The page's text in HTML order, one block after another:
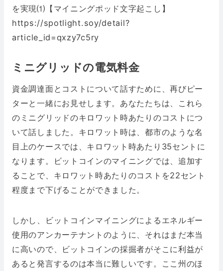
を実現⑴【マイニングポッド文字起こし】
https://spotlight.soy/detail?
article_id=qxzy7c5ry
ミニグリッドの電気料金
資金調達面とコストについて話すために、再びピー
ターと一緒にお見せします。あなたたちは、これら
のミニグリッドのキロワット時あたりのコストにつ
いて話しました。キロワット時は、都市のような名
目上のケースでは、キロワット時あたり35セントに
なります。ビットコインのマイニングでは、追加す
ることで、キロワット時あたりのコストを22セント
程度まで下げることができました。
しかし、ビットコインマイニングによるエネルギー
使用のアンカーテナントのように、それはまだ本当
に高いので、ビットコインの採掘者がそこに利益が
あると発言するのは本当に難しいです。ここ州のほ